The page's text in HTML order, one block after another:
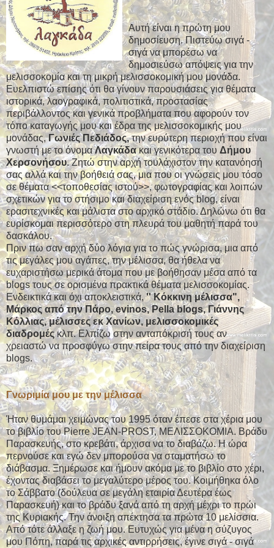
Αυτή είναι η πρώτη μου
δημοσίευση. Πιστεύω σιγά -
σιγά να μπορέσω να
δημοσιεύσω απόψεις για την
μελισσοκομία και τη μικρή μελισσοκομική μου μονάδα.
Ευελπιστώ επίσης ότι θα γίνουν παρουσιάσεις για θέματα
ιστορικά, λαογραφικά, πολιτιστικά, προστασίας
περιβάλλοντος και γενικά προβλήματα που αφορούν τον
τόπο καταγωγής μου και έδρα της μελισσοκομικής μου
μονάδας,Γωνιές Πεδιάδος,την ευρύτερη περιοχή που είναι
γνωστή με το όνομαΛαγκάδακαι γενικότερα του Δήμου
Χερσονήσου. Ζητώ στην αρχή τουλάχιστον την κατανόησή
σας αλλά και την βοήθειά σας, μια που οι γνώσεις μου τόσο
σε θέματα <<τοποθεσίας ιστού>>, φωτογραφίας και λοιπών
σχετικών για το στήσιμο και διαχείριση ενός blog, είναι
ερασιτεχνικές και μάλιστα στο αρχικό στάδιο. Δηλώνω ότι θα
ευρίσκομαι περισσότερο στη πλευρά του μαθητή παρά του
δασκάλου.
Πριν πω σαν αρχή δύο λόγια για το πώς γνώρισα, μια από
τις μεγάλες μου αγάπες, την μέλισσα, θα ήθελα να
ευχαριστήσω μερικά άτομα που με βοήθησαν μέσα από τα
blogs τους σε ορισμένα πρακτικά θέματα μελισσοκομίας.
Ενδεικτικά και όχι αποκλειστικά,'' Κόκκινη μέλισσα",
Μάρκος από την Πάρο, evinos, Pella blogs, Γιάννης
Κόλλιας, μέλισσες εκ Χανίων, μελισσοκομικές
διαδρομέςκλπ. Ελπίζω στην ανταπόκρισή τους αν
χρειαστώ να προσφύγω στην πείρα τους από την διαχείριση
blogs.
Γνωριμία μου με την μέλισσα
Ήταν θυμάμαι χειμώνας του 1995 όταν έπεσε στα χέρια μου
το βιβλίο του Pierre JEAN-PROST, ΜΕΛΙΣΣΟΚΟΜΙΑ. Βράδυ
Παρασκευής, στο κρεβάτι, άρχισα να το διαβάζω. Η ώρα
περνούσε και εγώ δεν μπορούσα να σταματήσω το
διάβασμα. Ξημέρωσε και ήμουν ακόμα με το βιβλίο στο χέρι,
έχοντας διαβάσει το μεγαλύτερο μέρος του. Κοιμήθηκα όλο
το Σάββατο (δούλευα σε μεγάλη εταιρία Δευτέρα έως
Παρασκευή) και το βράδυ ξανά από τη αρχή μέχρι το πρώι
της Κυριακής. Την άνοιξη απέκτησα τα πρώτα 10 μελίσσια.
Από τότε άλλαξε η ζωή μου. Ευτυχώς για μένα η σύζυγος
μου Πόπη, παρά τις αρχικές αντιρρήσεις, έγινε σιγά - σιγά